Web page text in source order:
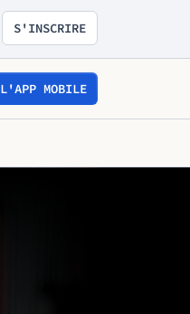
S'INSCRIRE
L'APP MOBILE